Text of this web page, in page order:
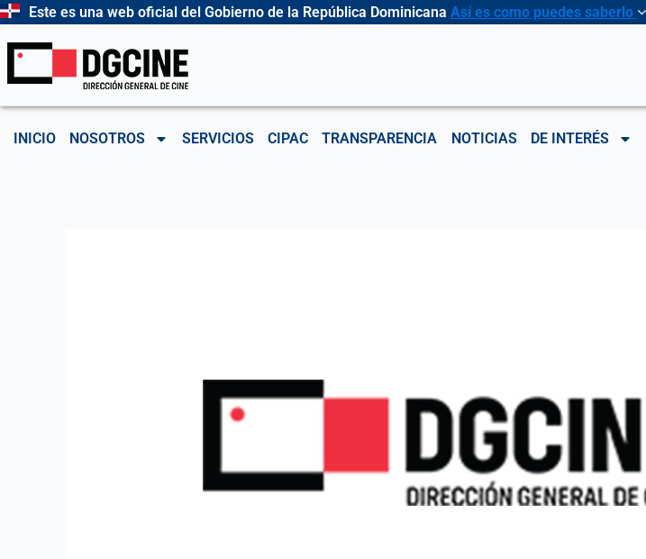
Ir
contenido
Este es una web oficial del Gobierno de la República Dominicana Así es como puedes saberlo
INICIO NOSOTROS SERVICIOS CIPAC TRANSPARENCIA NOTICIAS DE INTERÉS